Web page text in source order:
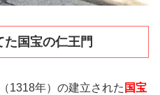
国宝の仁王門
1318年）の建立された 国宝